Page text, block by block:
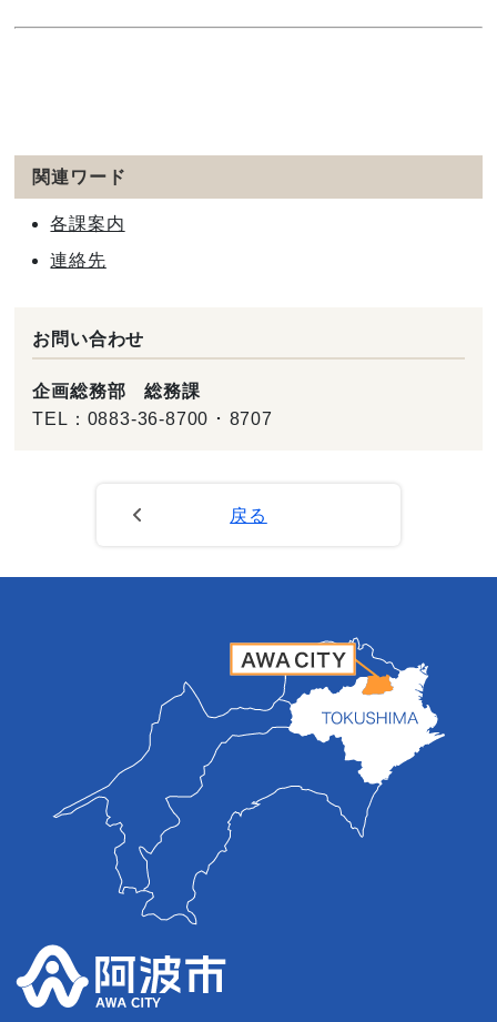
関連ワード
各課案内
連絡先
お問い合わせ
企画総務部 総務課
TEL： 0883-36-8700 ･ 8707
戻る